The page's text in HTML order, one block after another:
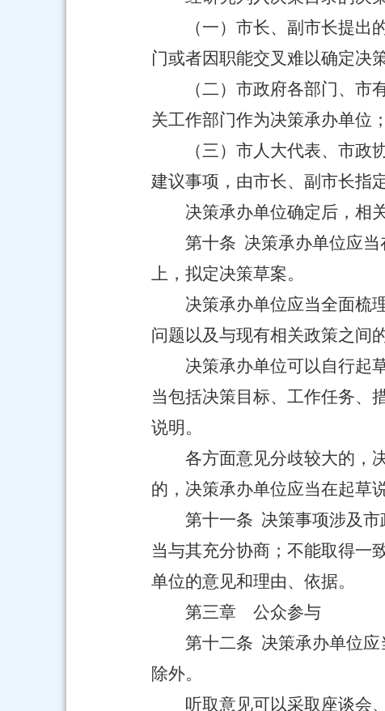
（一）市长、副市长提
门或者因职能交叉难以确定决
（二）市政府各部门、
关工作部门作为决策承办单位；
（三）市人大代表、市
建议事项，由市长、副市长指
决策承办单位确定后，相
第十条 决策承办单位应
上，拟定决策草案。
决策承办单位应当全面梳
问题以及与现有相关政策之间
决策承办单位可以自行起
当包括决策目标、工作任务、
说明。
各方面意见分歧较大的，
的，决策承办单位应当在起草
第十一条 决策事项涉及
当与其充分协商；不能取得一
单位的意见和理由、依据。
第三章 公众参与
第十二条 决策承办单位
除外。
听取意见可以采取座谈会